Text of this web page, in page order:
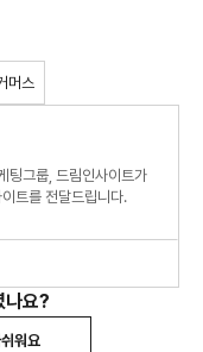
머스
팅그룹, 드림인사이트가
트를 전달드립니다.
나요?
워요